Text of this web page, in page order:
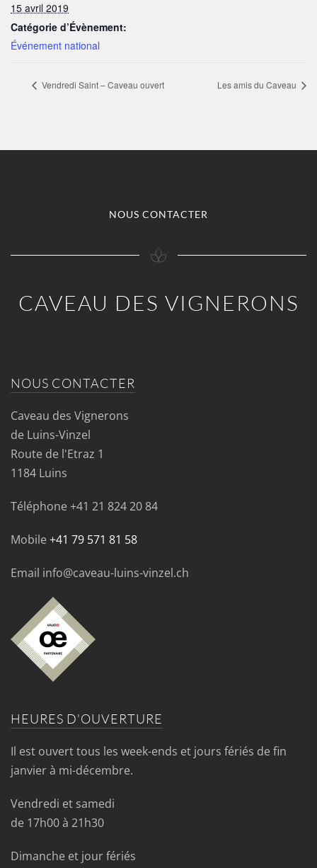
15 avril 2019
Catégorie d’Évènement:
Événement national
Vendredi Saint – Caveau ouvert Les amis du Caveau
NOUS CONTACTER
CAVEAU DES VIGNERONS
NOUS CONTACTER
Caveau des Vignerons
de Luins-Vinzel
Route de l'Etraz 1
1184 Luins
Téléphone +41 21 824 20 84
Mobile +41 79 571 81 58
Email info@caveau-luins-vinzel.ch
HEURES D'OUVERTURE
Il est ouvert tous les week-ends et jours fériés de fin
janvier à mi-décembre.
Vendredi et samedi
de 17h00 à 21h30
Dimanche et jour fériés